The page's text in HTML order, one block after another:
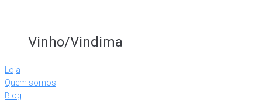
Vinho/Vindima
Loja
Quem somos
Blog